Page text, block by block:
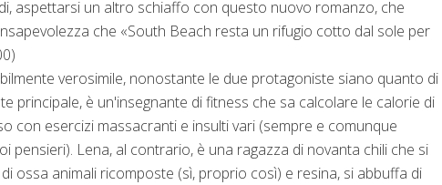
aspettarsi un altro schiaffo con questo nuovo romanzo, che
che «South Beach resta un rifugio cotto dal sole per
verosimile, nonostante le due protagoniste siano quanto di
principale, è un'insegnante di fitness che sa calcolare le calorie di
con esercizi massacranti e insulti vari (sempre e comunque
pensieri). Lena, al contrario, è una ragazza di novanta chili che si
ossa animali ricomposte (sì, proprio così) e resina, si abbuffa di